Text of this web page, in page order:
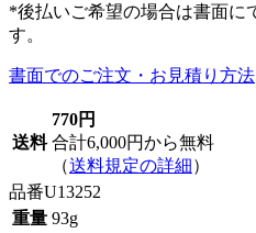
*後払いご希望の場合は書面に
す。
書面でのご注文・お見積り方法
送料
770円
合計6,000円から無料
（送料規定の詳細）
品番U13252
重量 93g